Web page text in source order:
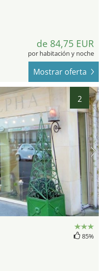
de 84,75 EUR
por habitación y noche
Mostrar oferta
2
85%